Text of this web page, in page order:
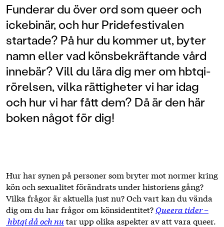
Funderar du över ord som queer och
ickebinär, och hur Pridefestivalen
startade? På hur du kommer ut, byter
namn eller vad könsbekräftande vård
innebär? Vill du lära dig mer om hbtqi-
rörelsen, vilka rättigheter vi har idag
och hur vi har fått dem? Då är den här
boken något för dig!
Hur har synen på personer som bryter mot normer kring
kön och sexualitet förändrats under historiens gång?
Vilka frågor är aktuella just nu? Och vart kan du vända
dig om du har frågor om könsidentitet? Queera tider –
hbtqi då och nu tar upp olika aspekter av att vara queer.